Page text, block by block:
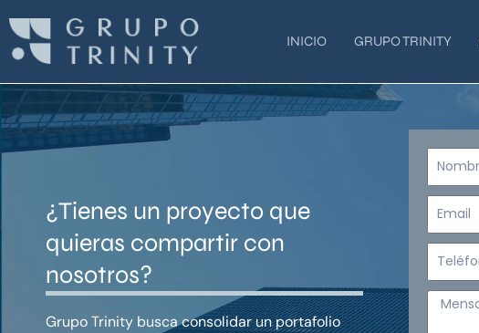
contenido
INICIO GRUPO TRINITY
¿Tienes un proyecto que
quieras compartir con
nosotros?
Grupo Trinity busca consolidar un portafolio
Nombre
Email
Teléfono
Mensaje